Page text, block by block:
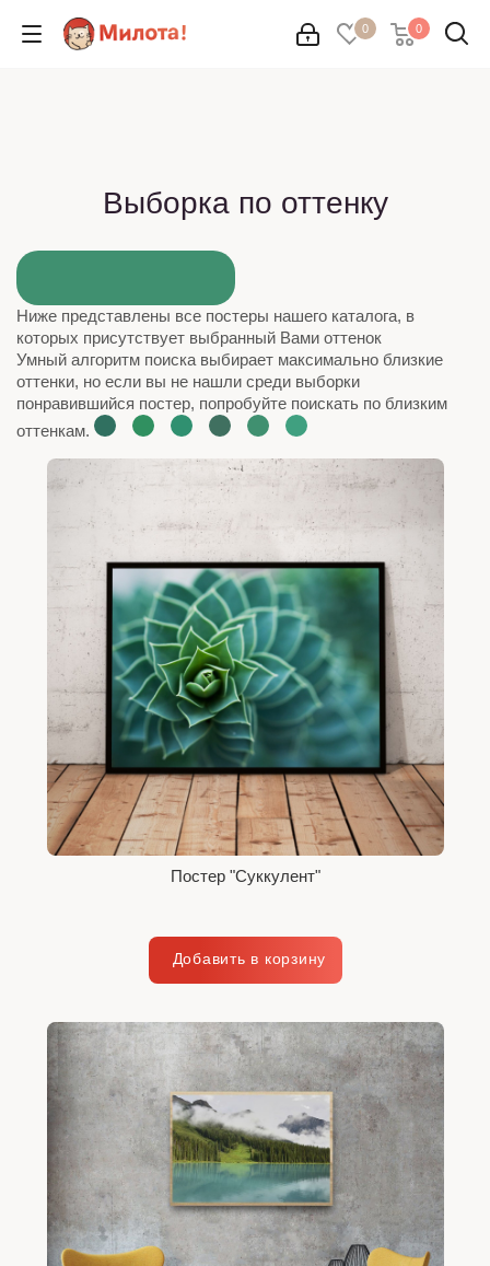
0 0
Выборка по оттенку
Ниже представлены все постеры нашего каталога, в
которых присутствует выбранный Вами оттенок
Умный алгоритм поиска выбирает максимально близкие
оттенки, но если вы не нашли среди выборки
понравившийся постер, попробуйте поискать по близким
оттенкам.
Постер "Cуккулент"